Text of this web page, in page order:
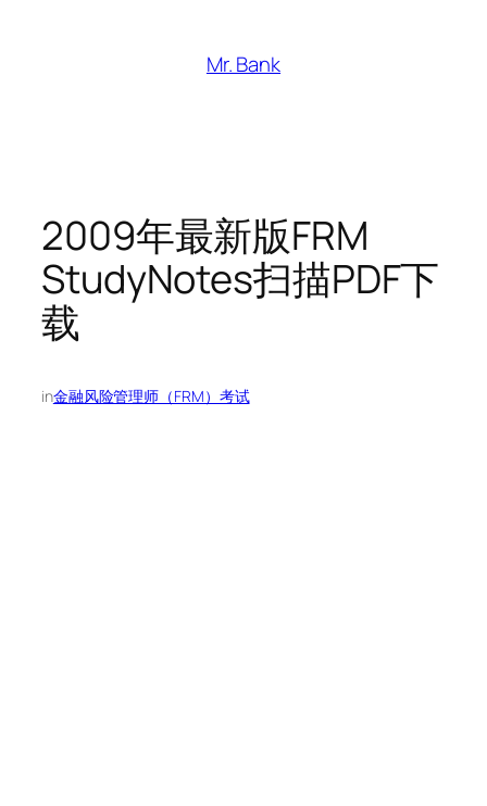
Mr. Bank
2009年最新版FRM
StudyNotes扫描PDF下
载
in金融风险管理师（FRM）考试